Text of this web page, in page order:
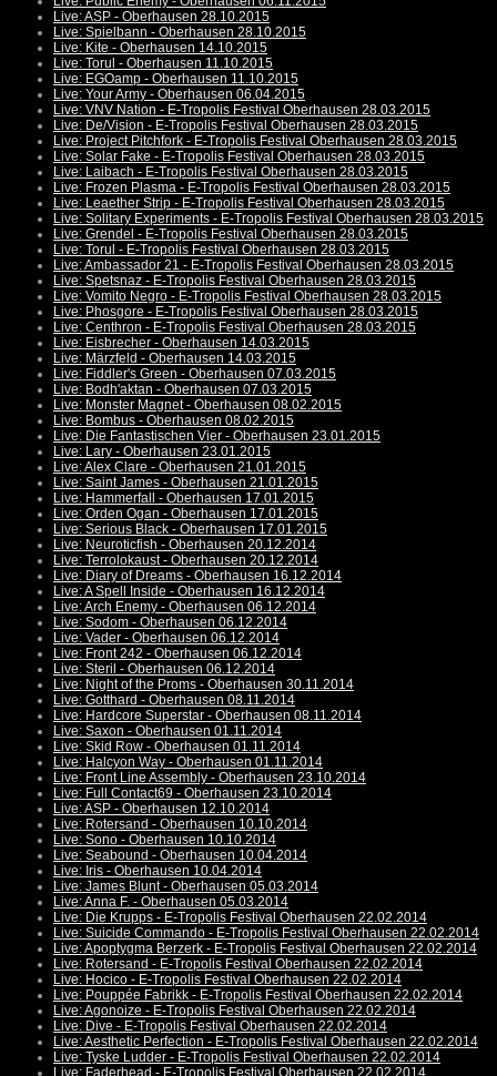
Live: ASP - Oberhausen 28.10.2015
Live: Spielbann - Oberhausen 28.10.2015
Live: Kite - Oberhausen 14.10.2015
Live: Torul - Oberhausen 11.10.2015
Live: EGOamp - Oberhausen 11.10.2015
Live: Your Army - Oberhausen 06.04.2015
Live: VNV Nation - E-Tropolis Festival Oberhausen 28.03.2015
Live: De/Vision - E-Tropolis Festival Oberhausen 28.03.2015
Live: Project Pitchfork - E-Tropolis Festival Oberhausen 28.03.2015
Live: Solar Fake - E-Tropolis Festival Oberhausen 28.03.2015
Live: Laibach - E-Tropolis Festival Oberhausen 28.03.2015
Live: Frozen Plasma - E-Tropolis Festival Oberhausen 28.03.2015
Live: Leaether Strip - E-Tropolis Festival Oberhausen 28.03.2015
Live: Solitary Experiments - E-Tropolis Festival Oberhausen 28.03.2015
Live: Grendel - E-Tropolis Festival Oberhausen 28.03.2015
Live: Torul - E-Tropolis Festival Oberhausen 28.03.2015
Live: Ambassador 21 - E-Tropolis Festival Oberhausen 28.03.2015
Live: Spetsnaz - E-Tropolis Festival Oberhausen 28.03.2015
Live: Vomito Negro - E-Tropolis Festival Oberhausen 28.03.2015
Live: Phosgore - E-Tropolis Festival Oberhausen 28.03.2015
Live: Centhron - E-Tropolis Festival Oberhausen 28.03.2015
Live: Eisbrecher - Oberhausen 14.03.2015
Live: Märzfeld - Oberhausen 14.03.2015
Live: Fiddler's Green - Oberhausen 07.03.2015
Live: Bodh'aktan - Oberhausen 07.03.2015
Live: Monster Magnet - Oberhausen 08.02.2015
Live: Bombus - Oberhausen 08.02.2015
Live: Die Fantastischen Vier - Oberhausen 23.01.2015
Live: Lary - Oberhausen 23.01.2015
Live: Alex Clare - Oberhausen 21.01.2015
Live: Saint James - Oberhausen 21.01.2015
Live: Hammerfall - Oberhausen 17.01.2015
Live: Orden Ogan - Oberhausen 17.01.2015
Live: Serious Black - Oberhausen 17.01.2015
Live: Neuroticfish - Oberhausen 20.12.2014
Live: Terrolokaust - Oberhausen 20.12.2014
Live: Diary of Dreams - Oberhausen 16.12.2014
Live: A Spell Inside - Oberhausen 16.12.2014
Live: Arch Enemy - Oberhausen 06.12.2014
Live: Sodom - Oberhausen 06.12.2014
Live: Vader - Oberhausen 06.12.2014
Live: Front 242 - Oberhausen 06.12.2014
Live: Steril - Oberhausen 06.12.2014
Live: Night of the Proms - Oberhausen 30.11.2014
Live: Gotthard - Oberhausen 08.11.2014
Live: Hardcore Superstar - Oberhausen 08.11.2014
Live: Saxon - Oberhausen 01.11.2014
Live: Skid Row - Oberhausen 01.11.2014
Live: Halcyon Way - Oberhausen 01.11.2014
Live: Front Line Assembly - Oberhausen 23.10.2014
Live: Full Contact69 - Oberhausen 23.10.2014
Live: ASP - Oberhausen 12.10.2014
Live: Rotersand - Oberhausen 10.10.2014
Live: Sono - Oberhausen 10.10.2014
Live: Seabound - Oberhausen 10.04.2014
Live: Iris - Oberhausen 10.04.2014
Live: James Blunt - Oberhausen 05.03.2014
Live: Anna F. - Oberhausen 05.03.2014
Live: Die Krupps - E-Tropolis Festival Oberhausen 22.02.2014
Live: Suicide Commando - E-Tropolis Festival Oberhausen 22.02.2014
Live: Apoptygma Berzerk - E-Tropolis Festival Oberhausen 22.02.2014
Live: Rotersand - E-Tropolis Festival Oberhausen 22.02.2014
Live: Hocico - E-Tropolis Festival Oberhausen 22.02.2014
Live: Pouppée Fabrikk - E-Tropolis Festival Oberhausen 22.02.2014
Live: Agonoize - E-Tropolis Festival Oberhausen 22.02.2014
Live: Dive - E-Tropolis Festival Oberhausen 22.02.2014
Live: Aesthetic Perfection - E-Tropolis Festival Oberhausen 22.02.2014
Live: Tyske Ludder - E-Tropolis Festival Oberhausen 22.02.2014